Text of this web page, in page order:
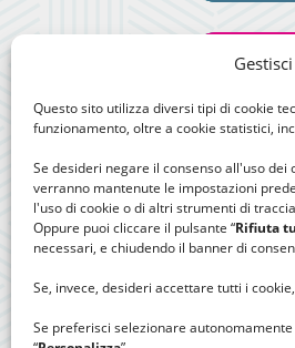
Questo sito utilizza diversi tipi di cookie
funzionamento, oltre a cookie statistici,
Se desideri negare il consenso all'uso dei
verranno mantenute le impostazioni
l'uso di cookie o di altri strumenti di
Oppure puoi cliccare il pulsante “Rifiuta
necessari, e chiudendo il banner di
Se, invece, desideri accettare tutti i
Se preferisci selezionare